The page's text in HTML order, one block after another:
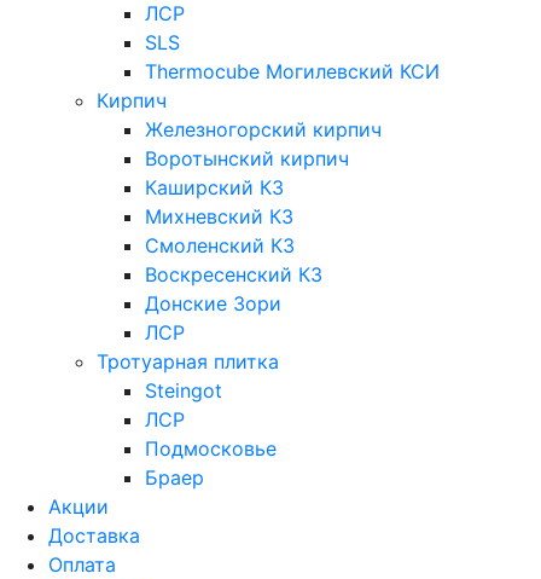
ЛСР
SLS
Thermocube Могилевский КСИ
Кирпич
Железногорский кирпич
Воротынский кирпич
Каширский КЗ
Михневский КЗ
Смоленский КЗ
Воскресенский КЗ
Донские Зори
ЛСР
Тротуарная плитка
Steingot
ЛСР
Подмосковье
Браер
Акции
Доставка
Оплата